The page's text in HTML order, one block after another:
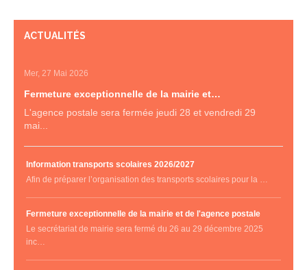
ACTUALITÉS
Mer, 27 Mai 2026
Fermeture exceptionnelle de la mairie et…
L'agence postale sera fermée jeudi 28 et vendredi 29
mai...
Information transports scolaires 2026/2027
Afin de préparer l’organisation des transports scolaires pour la …
Fermeture exceptionnelle de la mairie et de l'agence postale
Le secrétariat de mairie sera fermé du 26 au 29 décembre 2025
inc…